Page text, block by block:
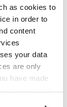
as cookies to
in order to
content
your data
are only
have made
your consent
на
низ
и 2022
приходите,
капитал и
актива.
за
на